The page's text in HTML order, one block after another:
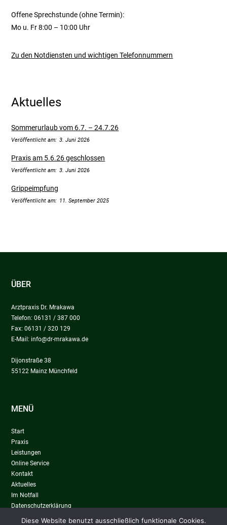
Offene Sprechstunde (ohne Termin):
Mo u. Fr 8:00 – 10:00 Uhr
Zu den Notdiensten und wichtigen Telefonnummern
Aktuelles
Sommerurlaub vom 6.7. – 24.7.26
3. Juni 2026
Praxis am 5.6.26 geschlossen
3. Juni 2026
Grippeimpfung
11. September 2025
ÜBER
Arztpraxis Dr. Mrakawa
Telefon: 06131 / 387 000
Fax: 06131 / 320 129
E-Mail: info@dr-mrakawa.de
Dijonstraße 38
55122 Mainz Münchfeld
MENÜ
Start
Praxis
Leistungen
Online Service
Kontakt
Aktuelles
Im Notfall
Datenschutzerklärung
Impressum
Diese Website benutzt ausschließlich funktionale Cookies.